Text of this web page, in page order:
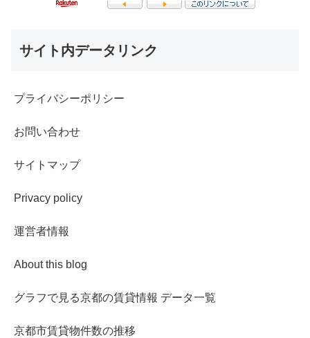
サイト内データリンク
プライバシーポリシー
お問い合わせ
サイトマップ
Privacy policy
運営者情報
About this blog
グラフで見る京都の賃貸情報 データ一覧
京都市賃貸物件数の推移